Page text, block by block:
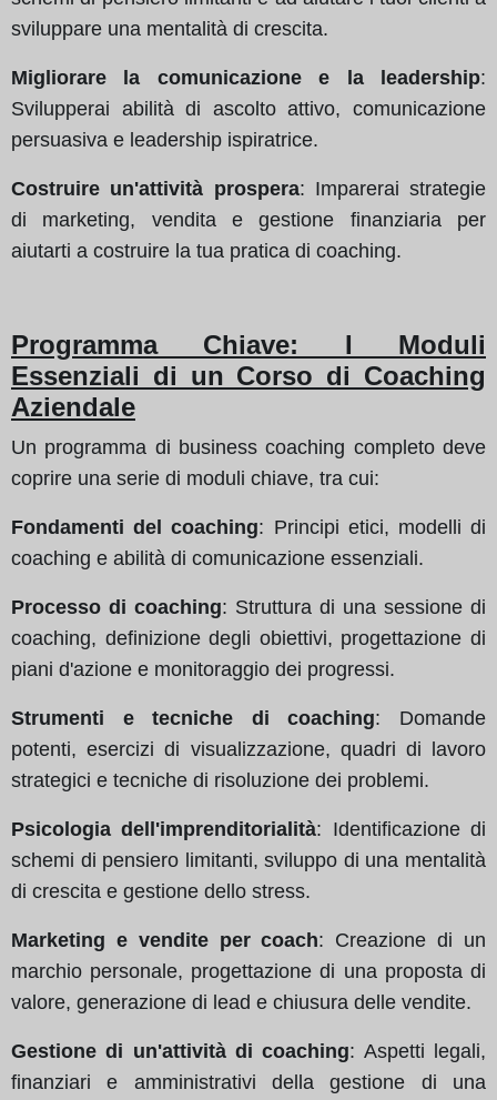
sviluppare una mentalità di crescita.
Migliorare la comunicazione e la leadership:
Svilupperai abilità di ascolto attivo, comunicazione
persuasiva e leadership ispiratrice.
Costruire un'attività prospera: Imparerai strategie
di marketing, vendita e gestione finanziaria per
aiutarti a costruire la tua pratica di coaching.
Programma Chiave: I Moduli
Essenziali di un Corso di Coaching
Aziendale
Un programma di business coaching completo deve
coprire una serie di moduli chiave, tra cui:
Fondamenti del coaching: Principi etici, modelli di
coaching e abilità di comunicazione essenziali.
Processo di coaching: Struttura di una sessione di
coaching, definizione degli obiettivi, progettazione di
piani d'azione e monitoraggio dei progressi.
Strumenti e tecniche di coaching: Domande
potenti, esercizi di visualizzazione, quadri di lavoro
strategici e tecniche di risoluzione dei problemi.
Psicologia dell'imprenditorialità: Identificazione di
schemi di pensiero limitanti, sviluppo di una mentalità
di crescita e gestione dello stress.
Marketing e vendite per coach: Creazione di un
marchio personale, progettazione di una proposta di
valore, generazione di lead e chiusura delle vendite.
Gestione di un'attività di coaching: Aspetti legali,
finanziari e amministrativi della gestione di una